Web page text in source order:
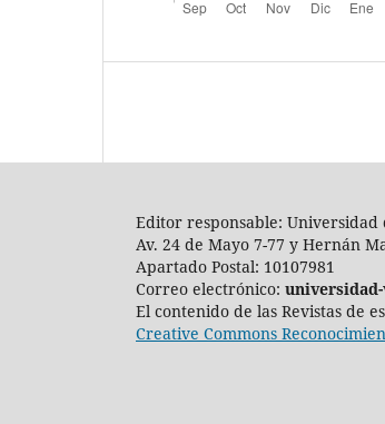
Editor responsable: Universidad
Av. 24 de Mayo 7-77 y Hernán
Apartado Postal: 10107981
Correo electrónico: universidad-
El contenido de las Revistas de
Creative Commons